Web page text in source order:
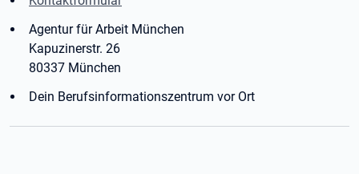
Agentur für Arbeit München
Kapuzinerstr. 26
80337 München
Dein Berufsinformationszentrum vor Ort